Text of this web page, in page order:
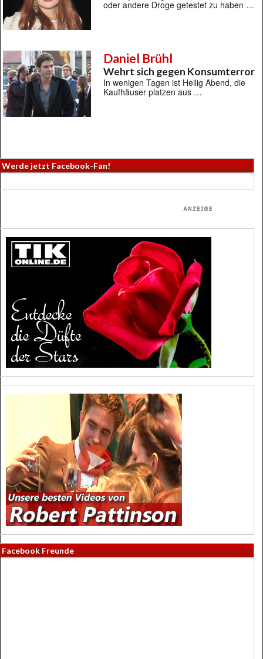
oder andere Droge getestet zu haben …
Daniel Brühl
Wehrt sich gegen Konsumterror
In wenigen Tagen ist Heilig Abend, die
Kaufhäuser platzen aus …
Werde jetzt Facebook-Fan!
Facebook Freunde